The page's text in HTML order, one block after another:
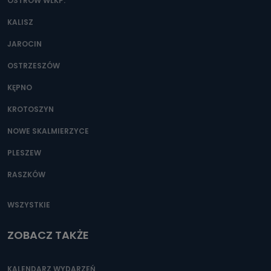
Można to zrobić pod numerem telefonu 62 735-51-05 lub
e-mailowo pod adresem: poczta@tvproart.pl
KALISZ
JAROCIN
OSTRZESZÓW
KĘPNO
KROTOSZYN
NOWE SKALMIERZYCE
PLESZEW
RASZKÓW
WSZYSTKIE
ZOBACZ TAKŻE
KALENDARZ WYDARZEŃ